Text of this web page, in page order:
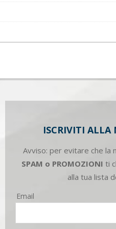
ISCRIVITI ALLA
Avviso: per evitare che la
SPAM o PROMOZIONI ti
alla tua lista
Email